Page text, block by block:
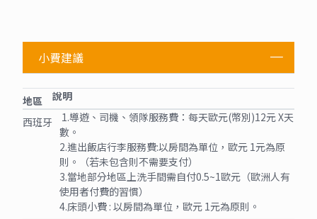
小費建議
地區
說明
西班牙
1.導遊、司機、領隊服務費：每天歐元(幣別)12元 X天
數。
2.進出飯店行李服務費:以房間為單位，歐元 1元為原
則。（若未包含則不需要支付）
3.當地部分地區上洗手間需自付0.5~1歐元（歐洲人有
使用者付費的習慣）
4.床頭小費 : 以房間為單位，歐元 1元為原則。